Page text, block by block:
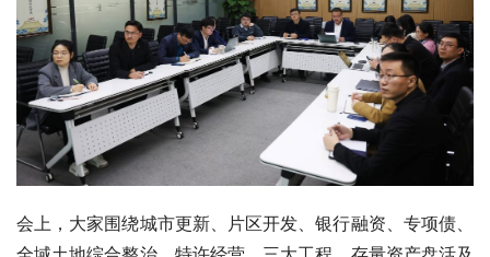
会上，大家围绕城市更新、片区开发、银行融资、专项债、